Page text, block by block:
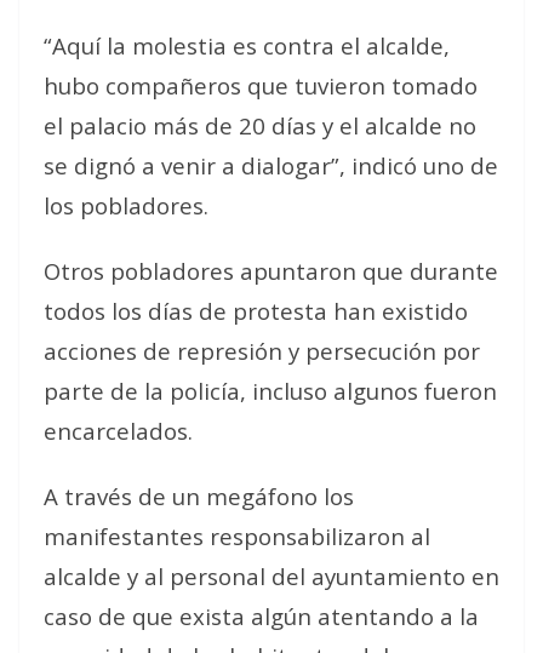
“Aquí la molestia es contra el alcalde,
hubo compañeros que tuvieron tomado
el palacio más de 20 días y el alcalde no
se dignó a venir a dialogar”, indicó uno de
los pobladores.
Otros pobladores apuntaron que durante
todos los días de protesta han existido
acciones de represión y persecución por
parte de la policía, incluso algunos fueron
encarcelados.
A través de un megáfono los
manifestantes responsabilizaron al
alcalde y al personal del ayuntamiento en
caso de que exista algún atentando a la